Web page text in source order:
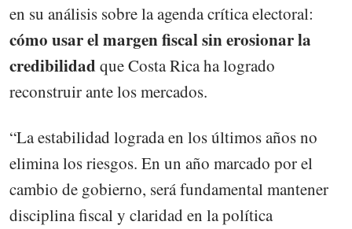
en su análisis sobre la agenda crítica electoral:
cómo usar el margen fiscal sin erosionar la
credibilidad que Costa Rica ha logrado
reconstruir ante los mercados.
“La estabilidad lograda en los últimos años no
elimina los riesgos. En un año marcado por el
cambio de gobierno, será fundamental mantener
disciplina fiscal y claridad en la política